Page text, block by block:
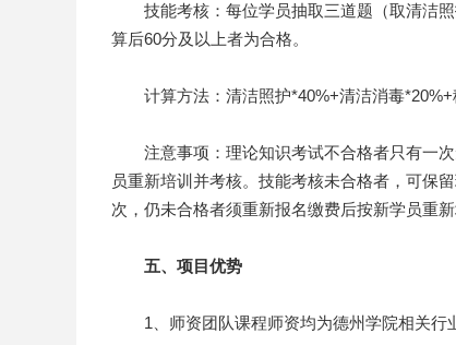
技能考核：每位学员抽取三道题（取清洁照
算后60分及以上者为合格。
计算方法：清洁照护*40%+清洁消毒*20%+
注意事项：理论知识考试不合格者只有一次
员重新培训并考核。技能考核未合格者，可保
次，仍未合格者须重新报名缴费后按新学员重
五、项目优势
1、师资团队课程师资均为德州学院相关行业